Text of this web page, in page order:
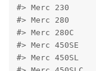
#> Merc 230
#> Merc 280
#> Merc 280C
#> Merc 450SE
#> Merc 450SL